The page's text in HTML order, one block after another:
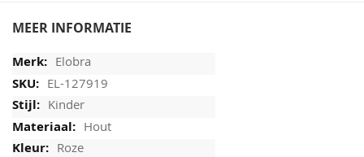
MEER INFORMATIE
Elobra
EL-127919
Kinder
Hout
Roze